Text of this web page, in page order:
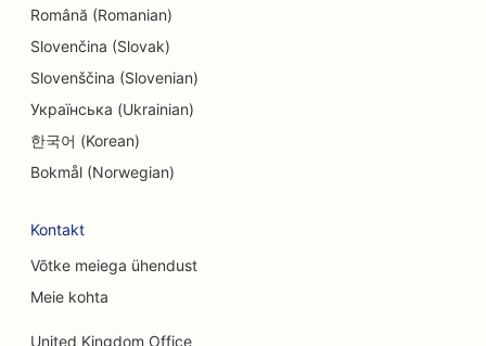
SEO Facelift teenuste jaoks
SEO pererestoranidele
SEO põllumajandusettevõtetest toidukohti
SEO finantsplaneerijatele
SEO finantsteenuste jaoks
Română (Romanian)
Slovenčina (Slovak)
Slovenščina (Slovenian)
Українська (Ukrainian)
한국어 (Korean)
Bokmål (Norwegian)
Kontakt
Võtke meiega ühendust
Meie kohta
United Kingdom Office